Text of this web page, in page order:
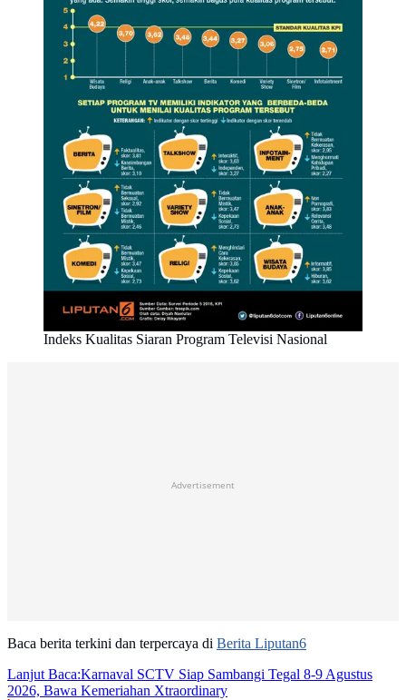
Indeks Kualitas Siaran Program Televisi Nasional
Advertisement
Baca berita terkini dan terpercaya di Berita Liputan6
Lanjut Baca:Karnaval SCTV Siap Sambangi Tegal 8-9 Agustus
2026, Bawa Kemeriahan Xtraordinary